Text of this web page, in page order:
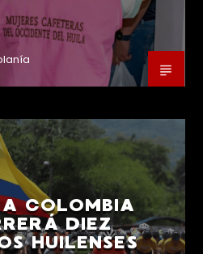
COLOMBIA
DIEZ
HUILENSES